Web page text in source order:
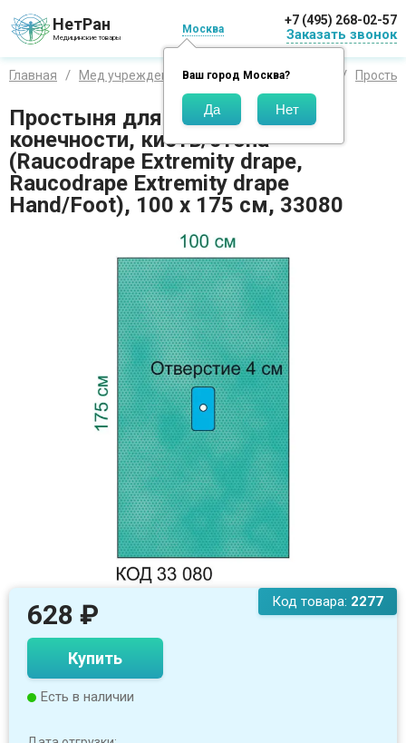
НетРан
Медицинские товары
Москва
Ваш город Москва?
+7 (495) 268-02-57
Заказать звонок
Главная Мед учреждения Операционное белье
Простыня для операции на
конечности, кисть/стопа
(Raucodrape Extremity drape,
Raucodrape Extremity drape
Hand/Foot), 100 х 175 см, 33080
Код товара: 2277
628 ₽
Купить
Есть в наличии